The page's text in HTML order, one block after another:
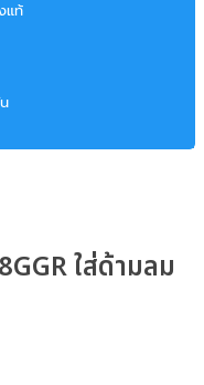
แท้
ใส่ด้ามลม